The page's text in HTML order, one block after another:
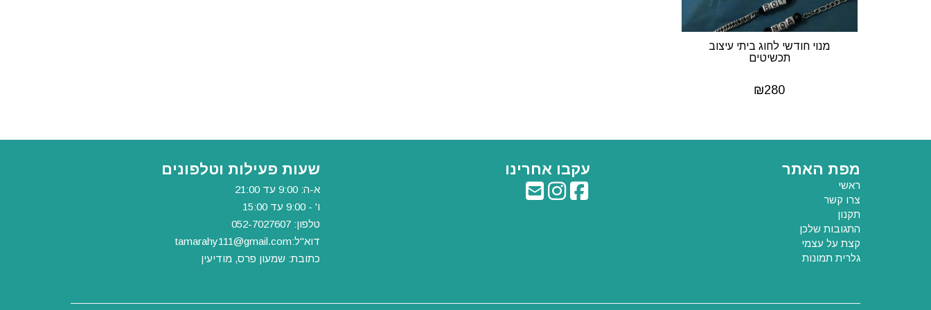
מנוי חודשי לחוג ביתי עיצוב
תכשיטים
₪280
מפת האתר
ראשי
צרו קשר
תקנון
התגובות שלכן
קצת על עצמי
גלרית תמונות
עקבו אחרינו שעות פעילות וטלפונים
א-ה: 9:00 עד 21:00
ו' - 9:00 עד 15:00
טלפון: 052-7027607
דוא"ל:tamarahy111@gmail.com
כתובת: שמעון פרס, מודיעין